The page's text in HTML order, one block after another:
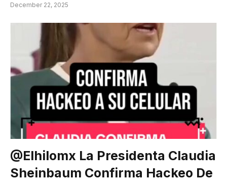
December 22, 2025
@elhilomx La Presidenta Claudia
Sheinbaum Confirma Hackeo De